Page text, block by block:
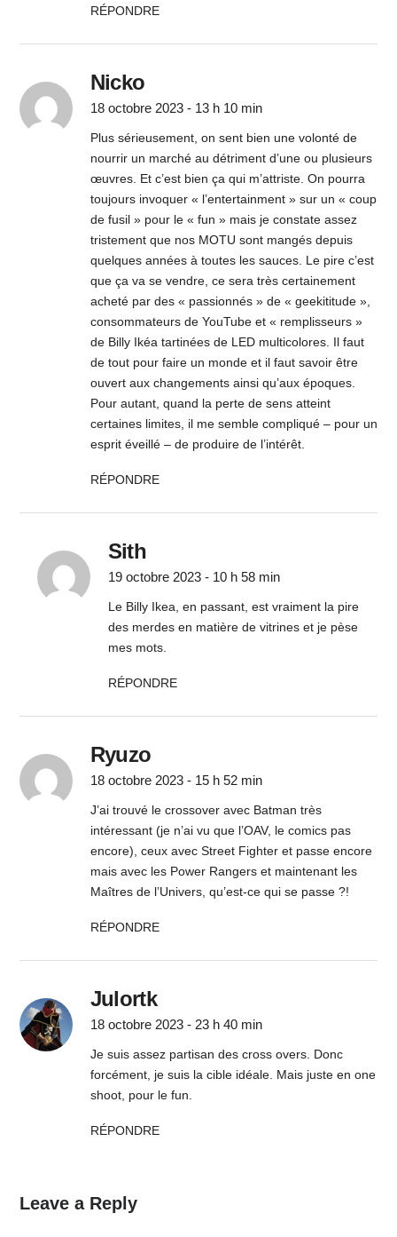
RÉPONDRE
Nicko
18 octobre 2023 - 13 h 10 min
Plus sérieusement, on sent bien une volonté de
nourrir un marché au détriment d’une ou plusieurs
œuvres. Et c’est bien ça qui m’attriste. On pourra
toujours invoquer « l’entertainment » sur un « coup
de fusil » pour le « fun » mais je constate assez
tristement que nos MOTU sont mangés depuis
quelques années à toutes les sauces. Le pire c’est
que ça va se vendre, ce sera très certainement
acheté par des « passionnés » de « geekititude »,
consommateurs de YouTube et « remplisseurs »
de Billy Ikéa tartinées de LED multicolores. Il faut
de tout pour faire un monde et il faut savoir être
ouvert aux changements ainsi qu’aux époques.
Pour autant, quand la perte de sens atteint
certaines limites, il me semble compliqué – pour un
esprit éveillé – de produire de l’intérêt.
RÉPONDRE
Sith
19 octobre 2023 - 10 h 58 min
Le Billy Ikea, en passant, est vraiment la pire
des merdes en matière de vitrines et je pèse
mes mots.
RÉPONDRE
Ryuzo
18 octobre 2023 - 15 h 52 min
J’ai trouvé le crossover avec Batman très
intéressant (je n’ai vu que l’OAV, le comics pas
encore), ceux avec Street Fighter et passe encore
mais avec les Power Rangers et maintenant les
Maîtres de l’Univers, qu’est-ce qui se passe ?!
RÉPONDRE
Julortk
18 octobre 2023 - 23 h 40 min
Je suis assez partisan des cross overs. Donc
forcément, je suis la cible idéale. Mais juste en one
shoot, pour le fun.
RÉPONDRE
Leave a Reply